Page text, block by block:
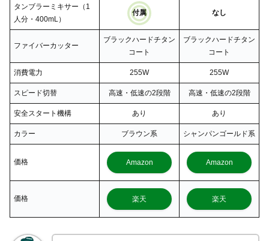
タンブラーミキサー（1
人分・400mL）
付属 なし
ファイバーカッター
ブラックハードチタン
コート
ブラックハードチタン
コート
消費電力 255W 255W
スピード切替 高速・低速の2段階 高速・低速の2段階
安全スタート機構 あり あり
カラー ブラウン系 シャンパンゴールド系
価格 Amazon Amazon
価格 楽天 楽天